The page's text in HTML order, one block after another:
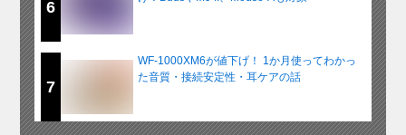
6
7
WF-1000XM6が値下げ！ 1か月使ってわかっ
た音質・接続安定性・耳ケアの話